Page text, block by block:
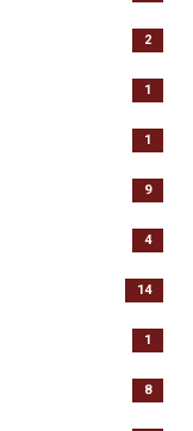
2
1
1
9
4
14
1
8